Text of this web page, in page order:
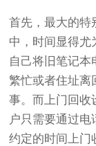
首先，最大的特
中，时间显得尤
自己将旧笔记
繁忙或者住址离
事。而上门回收
户只需要通过
约定的时间上门